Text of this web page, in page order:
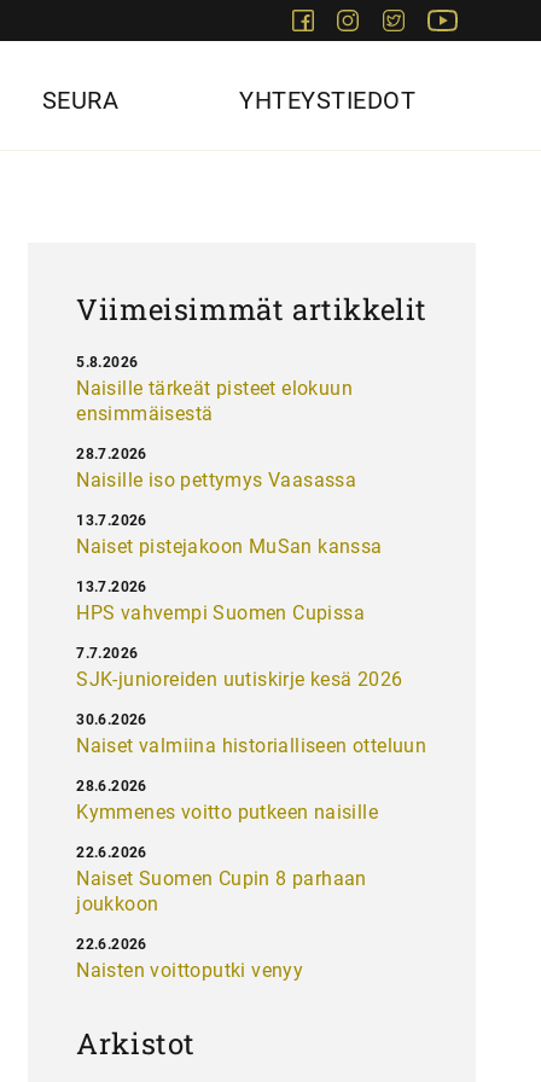
FacebookInstagram
Twitter
SEURA YHTEYSTIEDOT
Viimeisimmät artikkelit
Naisille tärkeät pisteet elokuun
ensimmäisestä
5.8.2026
Naisille iso pettymys Vaasassa
28.7.2026
Naiset pistejakoon MuSan kanssa
13.7.2026
HPS vahvempi Suomen Cupissa
13.7.2026
SJK-junioreiden uutiskirje kesä 2026
7.7.2026
Naiset valmiina historialliseen otteluun
30.6.2026
Kymmenes voitto putkeen naisille
28.6.2026
Naiset Suomen Cupin 8 parhaan
joukkoon
22.6.2026
Naisten voittoputki venyy
22.6.2026
Arkistot